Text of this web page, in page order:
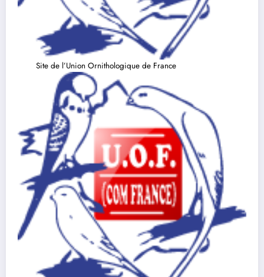
Site de l’Union Ornithologique de France